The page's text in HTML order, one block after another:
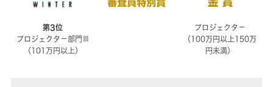
第3位
プロジェクタ－部門Ⅲ
（101万円以上）
プロジェクタ－
（100万円以上150万
円未満）